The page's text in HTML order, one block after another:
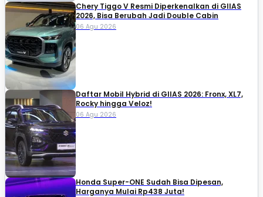
Chery Tiggo V Resmi Diperkenalkan di GIIAS
2026, Bisa Berubah Jadi Double Cabin
06 Agu 2026
Daftar Mobil Hybrid di GIIAS 2026: Fronx, XL7,
Rocky hingga Veloz!
06 Agu 2026
Honda Super-ONE Sudah Bisa Dipesan,
Harganya Mulai Rp438 Juta!